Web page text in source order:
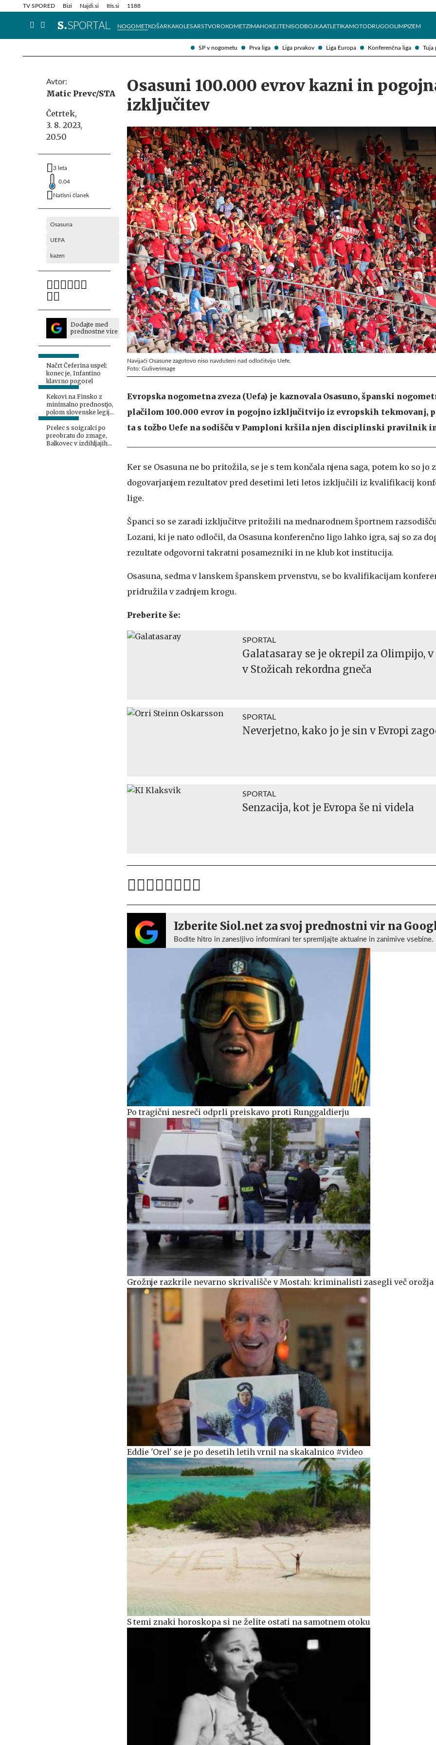
SP v nogometu Prva liga Liga prvakov Liga Europa Konferenčna liga Tuja
TV SPORED Bizi Najdi.si Itis.si 1188
NOGOMETKOŠARKAKOLESARSTVOROKOMETZIMAHOKEJTENISODBOJKAATLETIKAMOTODRUGOOLIMPIZEM
Info in obvestila Tehnik
Avtor:
Matic Prevc/STA
Četrtek,
3. 8. 2023,
20.50
3 leta
0,04
Natisni članek
Osasuna
UEFA
kazen
Dodajte med
prednostne vire
Načrt Čeferina uspel:
konec je, Infantino
klavrno pogorel
Kekovi na Finsko z
minimalno prednostjo,
polom slovenske legije
pri Twenteju
Prelec s soigralci po
preobratu do zmage,
Balkovec v izdihljajih
Osasuni 100.000 evrov kazni in
izključitev
Navijači Osasune zagotovo niso navdušeni nad odločitvijo Uefe.
Foto: Guliverimage
Evropska nogometna zveza (Uefa) je kaznovala Osasuno, španski
plačilom 100.000 evrov in pogojno izključitvijo iz evropskih tekmovanj,
ta s tožbo Uefe na sodišču v Pamploni kršila njen disciplinski pravilnik
Ker se Osasuna ne bo pritožila, se je s tem končala njena saga, potem ko so jo
dogovarjanjem rezultatov pred desetimi leti letos izključili iz kvalifikacij
lige.
Španci so se zaradi izključitve pritožili na mednarodnem športnem razsodišču
Lozani, ki je nato odločil, da Osasuna konferenčno ligo lahko igra, saj so za
rezultate odgovorni takratni posamezniki in ne klub kot institucija.
Osasuna, sedma v lanskem španskem prvenstvu, se bo kvalifikacijam
pridružila v zadnjem krogu.
Preberite še:
SPORTAL
Galatasaray se je okrepil za Olimpijo,
v Stožicah rekordna gneča
SPORTAL
Neverjetno, kako jo je sin v Evropi
SPORTAL
Senzacija, kot je Evropa še ni videla
Izberite Siol.net za svoj prednostni vir na
Bodite hitro in zanesljivo informirani ter spremljajte aktualne in zanimive vsebine.
Po tragični nesreči odprli preiskavo proti Runggaldierju
Grožnje razkrile nevarno skrivališče v Mostah: kriminalisti zasegli več orožja
Eddie 'Orel' se je po desetih letih vrnil na skakalnico #video
S temi znaki horoskopa si ne želite ostati na samotnem otoku